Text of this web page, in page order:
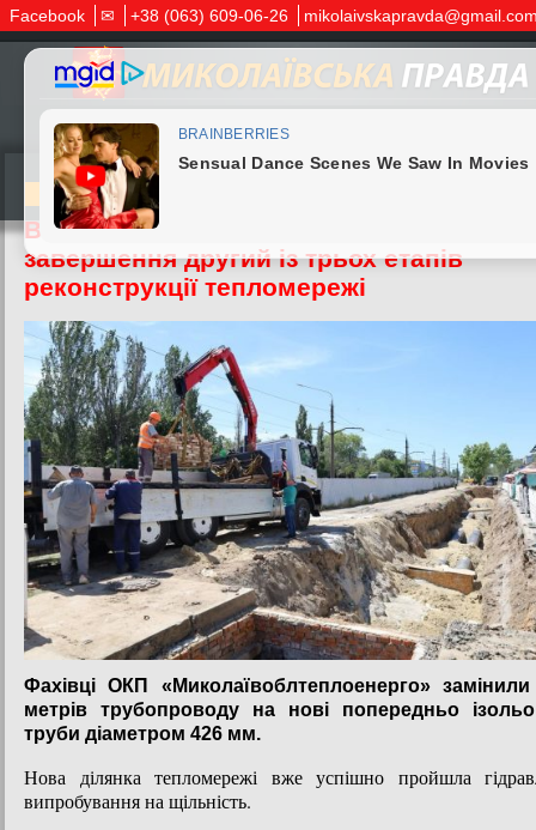
Facebook ✉ +38 (063) 609-06-26
03.07.2026
В Інгульському районі Миколаєва
завершення другий із трьох етапів
реконструкції тепломережі
Фахівці ОКП «Миколаївоблтеплоенерго»
метрів трубопроводу на нові попередньо
труби діаметром 426 мм.
Нова ділянка тепломережі вже успішно пройшла
випробування на щільність.